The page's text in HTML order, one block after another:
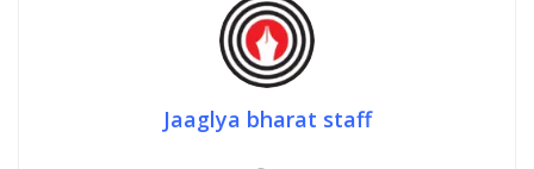
Jaaglya bharat staff